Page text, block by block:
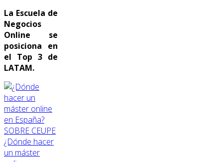
La Escuela de
Negocios
Online se
posiciona en
el Top 3 de
LATAM.
SOBRE CEUPE
¿Dónde hacer
un máster